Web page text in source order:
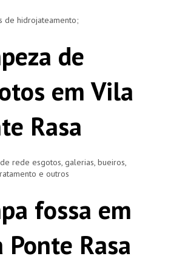
de hidrojateamento;
de
em Vila
Rasa
rede esgotos, galerias, bueiros,
e outros
fossa em
Rasa